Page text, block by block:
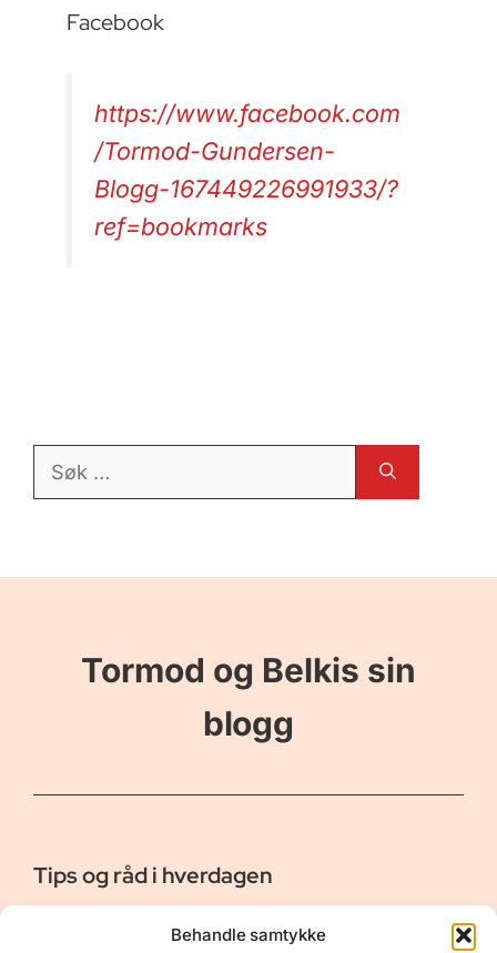
Behandle samtykke
Facebook
https://www.facebook.com
/Tormod-Gundersen-
Blogg-167449226991933/?
ref=bookmarks
Søk
Tormod og Belkis sin
blogg
Tips og råd i hverdagen
Er vår bloggside hvor vi ønsker å dele våre opplevelser og
gi deg råd og tips innen reiser, hotell - og restauranter,